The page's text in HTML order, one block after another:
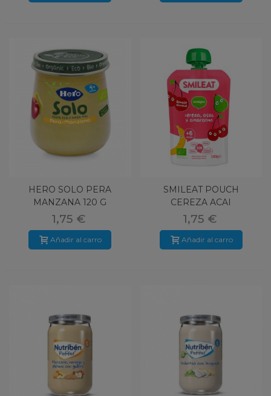
HERO SOLO PERA
MANZANA 120 G
1,75 €
Añadir al carro
SMILEAT POUCH
CEREZA ACAI
AMARANTO 100 G
1,75 €
Añadir al carro